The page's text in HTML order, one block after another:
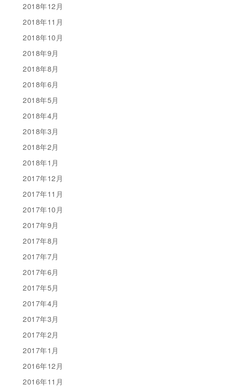
2018年12月
2018年11月
2018年10月
2018年9月
2018年8月
2018年6月
2018年5月
2018年4月
2018年3月
2018年2月
2018年1月
2017年12月
2017年11月
2017年10月
2017年9月
2017年8月
2017年7月
2017年6月
2017年5月
2017年4月
2017年3月
2017年2月
2017年1月
2016年12月
2016年11月